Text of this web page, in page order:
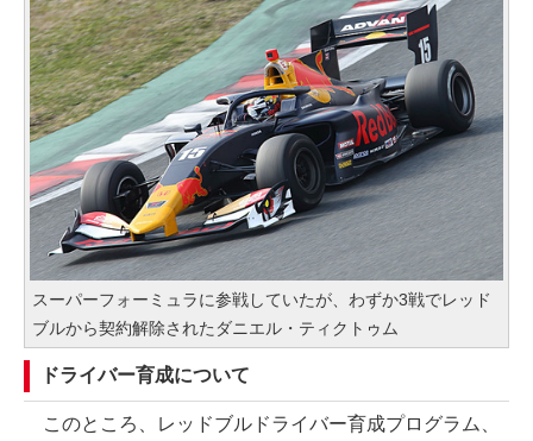
スーパーフォーミュラに参戦していたが、わずか3戦でレッド
ブルから契約解除されたダニエル・ティクトゥム
ドライバー育成について
このところ、レッドブルドライバー育成プログラム、